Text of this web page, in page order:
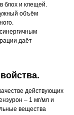
блох и клещей.
объём
даёт
действующих
– 1 мг/мл и
вещества